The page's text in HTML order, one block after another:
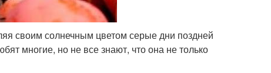
своим солнечным цветом серые дни поздней
многие, но не все знают, что она не только